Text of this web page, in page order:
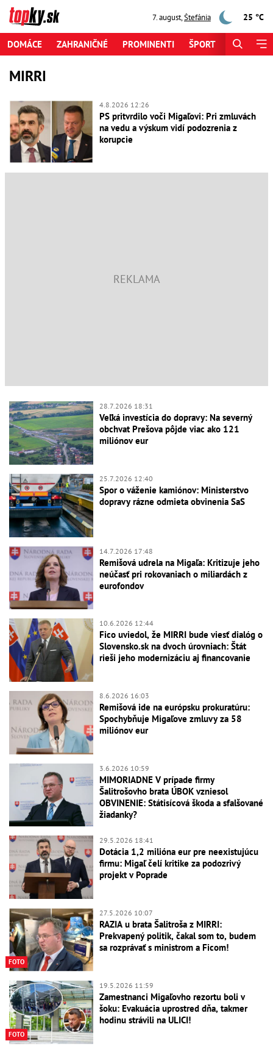
7. august,Štefánia 25 °C
DOMÁCE ZAHRANIČNÉ PROMINENTI ŠPORT
MIRRI
4.8.2026 12:26
PS pritvrdilo voči Migaľovi: Pri zmluvách
na vedu a výskum vidí podozrenia z
korupcie
28.7.2026 18:31
Veľká investícia do dopravy: Na severný
obchvat Prešova pôjde viac ako 121
miliónov eur
25.7.2026 12:40
Spor o váženie kamiónov: Ministerstvo
dopravy rázne odmieta obvinenia SaS
14.7.2026 17:48
Remišová udrela na Migaľa: Kritizuje jeho
neúčasť pri rokovaniach o miliardách z
eurofondov
10.6.2026 12:44
Fico uviedol, že MIRRI bude viesť dialóg o
Slovensko.sk na dvoch úrovniach: Štát
rieši jeho modernizáciu aj financovanie
8.6.2026 16:03
Remišová ide na európsku prokuratúru:
Spochybňuje Migaľove zmluvy za 58
miliónov eur
3.6.2026 10:59
MIMORIADNE V prípade firmy
Šalitrošovho brata ÚBOK vzniesol
OBVINENIE: Státisícová škoda a sfalšované
žiadanky?
29.5.2026 18:41
Dotácia 1,2 milióna eur pre neexistujúcu
firmu: Migaľ čelí kritike za podozrivý
projekt v Poprade
FOTO
27.5.2026 10:07
RAZIA u brata Šalitroša z MIRRI:
Prekvapený politik, čakal som to, budem
sa rozprávať s ministrom a Ficom!
FOTO
19.5.2026 11:59
Zamestnanci Migaľovho rezortu boli v
šoku: Evakuácia uprostred dňa, takmer
hodinu strávili na ULICI!